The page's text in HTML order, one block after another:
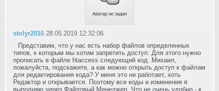
stolyr2016 28.05.2019 12:32:06
Представим, что у нас есть набор файлов определенных
типов, к которым мы хотим запретить доступ. Для этого нужно
прописать в файле htaccess следующий код. Михаил,
пожалуйста, подскажите, а как можно открыть доступ к файлам
для редактирования кода? У меня это не работает, хоть
Редактор и открывается. Поэтому все коды и изменения я
выполняю через Файловый Менеджер. Что не очень удобно - к